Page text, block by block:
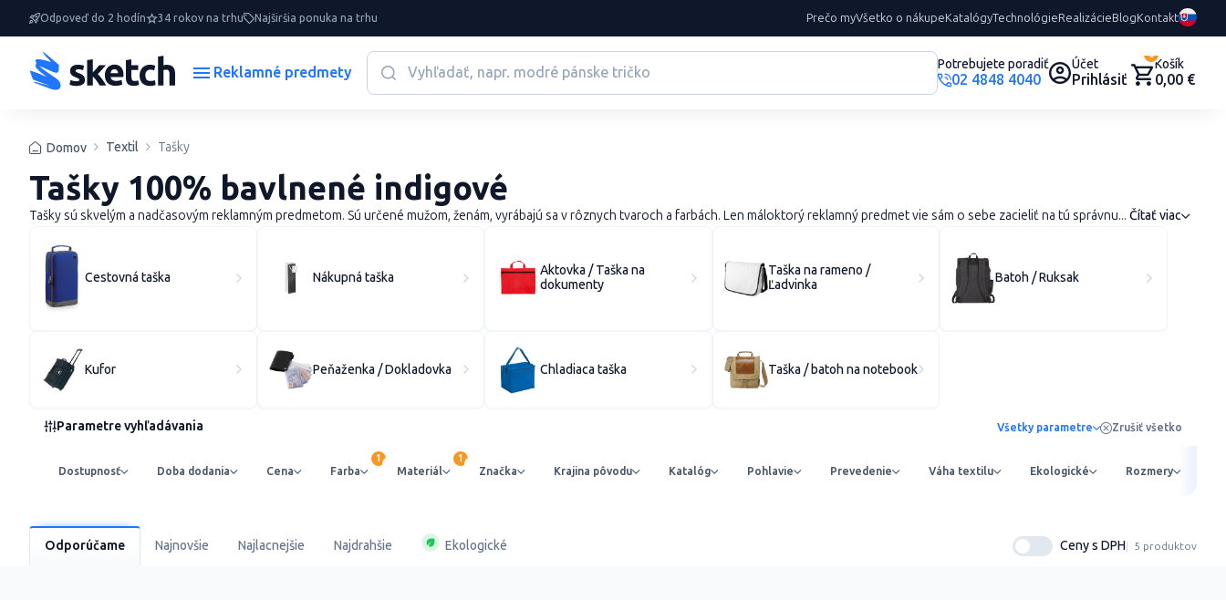
Odpoveď do 2 hodín 34 rokov na trhu Najširšia ponuka na trhu Prečo myVšetko o nákupeKatalógyTechnológieRealizácieBlogKontakt
Reklamné predmety Potrebujete poradiť
02 4848 4040
Účet
Prihlásiť
0
Košík
0,00 €
Domov Textil Tašky
Tašky 100% bavlnené indigové
Tašky sú skvelým a nadčasovým reklamným predmetom. Sú určené mužom, ženám, vyrábajú sa v rôznych tvaroch a farbách. Len máloktorý reklamný predmet vie sám o sebe zacieliť na tú správnu... Čítať viac
Cestovná taška Nákupná taška
Aktovka / Taška na
dokumenty
Taška na rameno /
Ľadvinka
Batoh / Ruksak
Kufor Peňaženka / Dokladovka Chladiaca taška Taška / batoh na notebook
Parametre vyhľadávania Všetky parametre Zrušiť všetko
Dostupnosť Doba dodania Cena Farba Materiál Značka Krajina pôvodu Katalóg Pohlavie Prevedenie Váha textilu Ekologické Rozmery
Odporúčame Najnovšie Najlacnejšie Najdrahšie Ekologické Ceny s DPH 5 produktov